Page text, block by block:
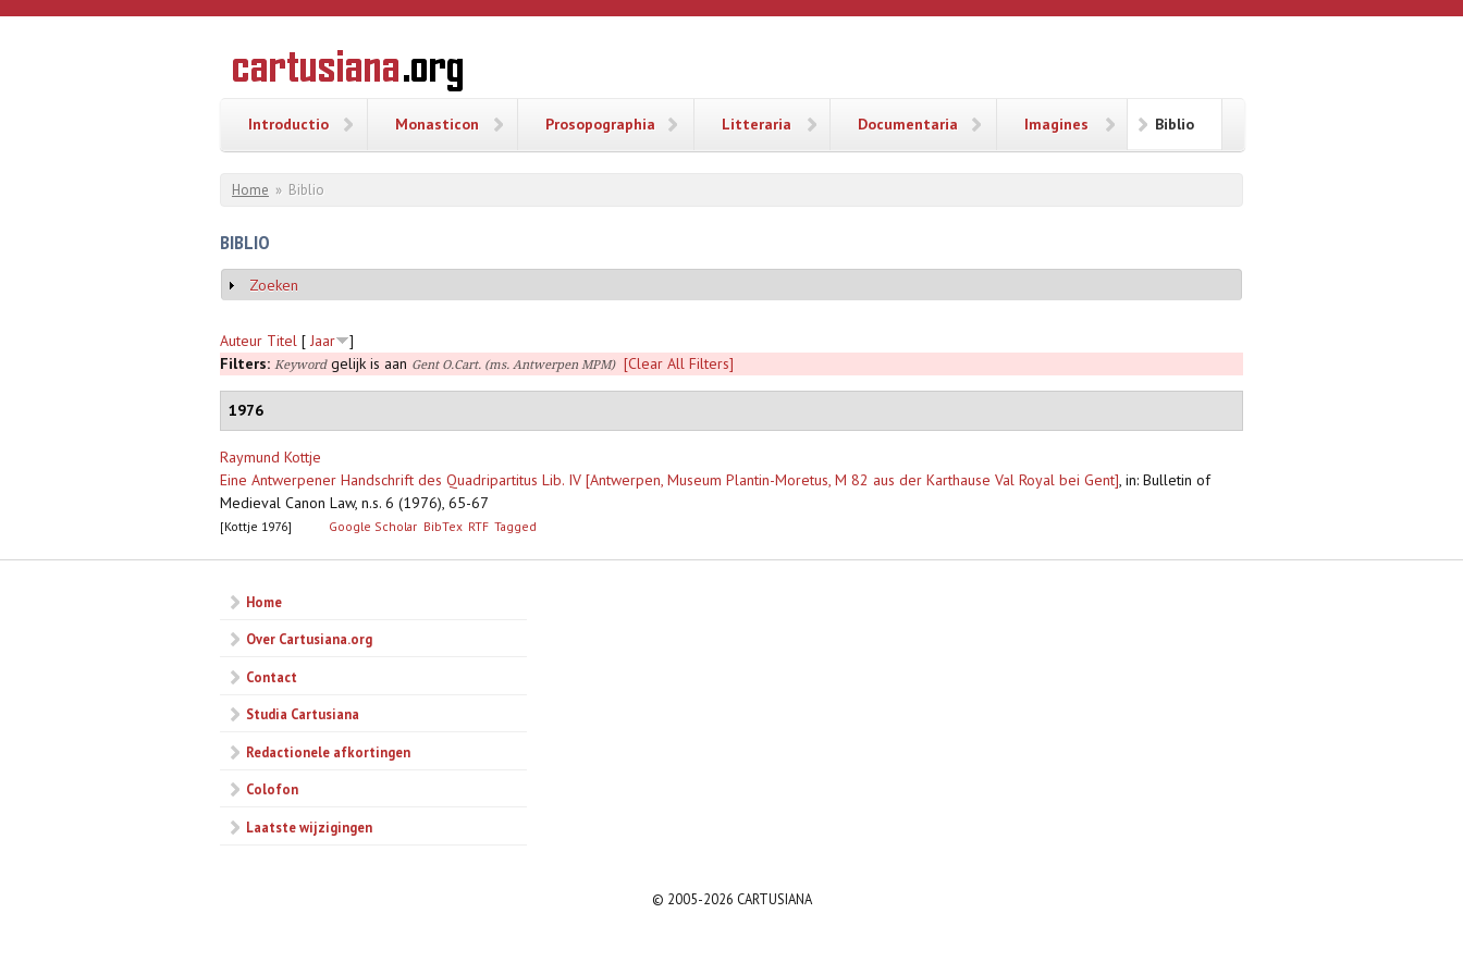
Overslaan en naar de inhoud gaan
CARTUSIANA
Geschiedenis
van de
Introductio Monasticon Prosopographia Litteraria Documentaria Imagines Biblio
U bent hier
Home » Biblio
BIBLIO
Weergeven
Zoeken
Auteur Titel [ Jaar
]
Filters: Keywordgelijk is aan Gent O.Cart. (ms. Antwerpen MPM) [Clear All Filters]
1976
Raymund Kottje
Eine Antwerpener Handschrift des Quadripartitus Lib. IV [Antwerpen, Museum Plantin-Moretus, M 82 aus der Karthause Val Royal bei Gent], in: Bulletin of
Medieval Canon Law, n.s. 6 (1976), 65-67
[Kottje 1976] Google Scholar BibTex RTF Tagged
Home
Over Cartusiana.org
Contact
Studia Cartusiana
Redactionele afkortingen
Colofon
Laatste wijzigingen
© 2005-2026 CARTUSIANA